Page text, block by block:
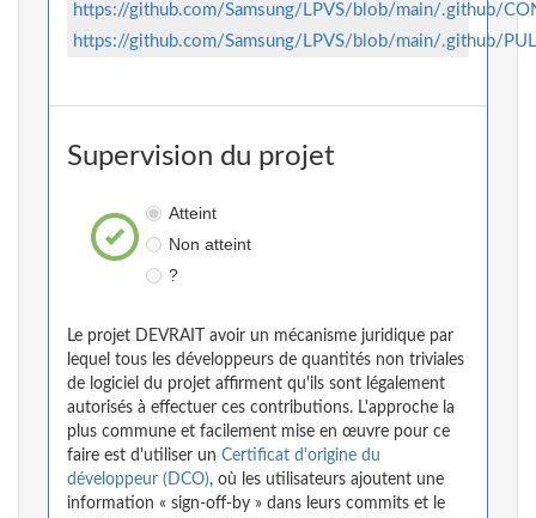
https://github.com/Samsung/LPVS/blob/main/.github/
https://github.com/Samsung/LPVS/blob/main/.github/
Supervision du projet
Atteint
Non atteint
?
Le projet DEVRAIT avoir un mécanisme juridique par
lequel tous les développeurs de quantités non triviales
de logiciel du projet affirment qu'ils sont légalement
autorisés à effectuer ces contributions. L'approche la
plus commune et facilement mise en œuvre pour ce
faire est d'utiliser un Certificat d'origine du
développeur (DCO), où les utilisateurs ajoutent une
information « sign-off-by » dans leurs commits et le